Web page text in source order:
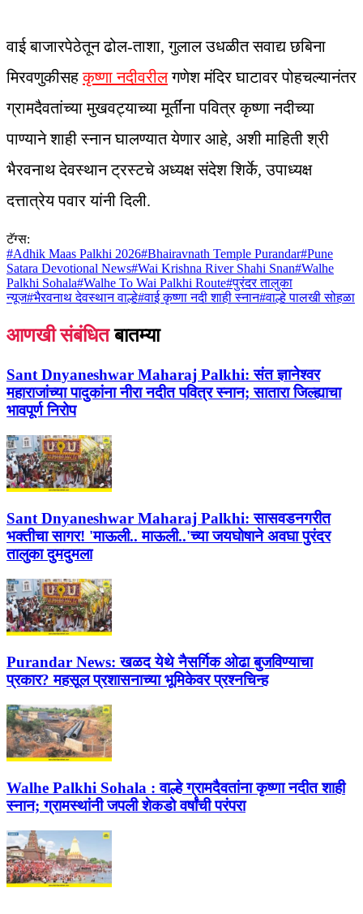
वाई बाजारपेठेतून ढोल-ताशा, गुलाल उधळीत सवाद्य छबिना
मिरवणुकीसहकृष्णा नदीवरीलगणेश मंदिर घाटावर पोहचल्यानंतर
ग्रामदैवतांच्या मुखवट्याच्या मूर्तींना पवित्र कृष्णा नदीच्या
पाण्याने शाही स्नान घालण्यात येणार आहे, अशी माहिती श्री
भैरवनाथ देवस्थान ट्रस्टचे अध्यक्ष संदेश शिर्के, उपाध्यक्ष
दत्तात्रेय पवार यांनी दिली.
टॅग्स:
#Adhik Maas Palkhi 2026#Bhairavnath Temple Purandar#Pune
Satara Devotional News#Wai Krishna River Shahi Snan#Walhe
Palkhi Sohala#Walhe To Wai Palkhi Route#पुरंदर तालुका
न्यूज#भैरवनाथ देवस्थान वाल्हे#वाई कृष्णा नदी शाही स्नान#वाल्हे पालखी सोहळा
आणखी संबंधित बातम्या
Sant Dnyaneshwar Maharaj Palkhi: संत ज्ञानेश्वर
महाराजांच्या पादुकांना नीरा नदीत पवित्र स्नान; सातारा जिल्ह्याचा
भावपूर्ण निरोप
Sant Dnyaneshwar Maharaj Palkhi: सासवडनगरीत
भक्तीचा सागर! 'माऊली.. माऊली..'च्या जयघोषाने अवघा पुरंदर
तालुका दुमदुमला
Purandar News: खळद येथे नैसर्गिक ओढा बुजविण्याचा
प्रकार? महसूल प्रशासनाच्या भूमिकेवर प्रश्नचिन्ह
Walhe Palkhi Sohala : वाल्हे ग्रामदैवतांना कृष्णा नदीत शाही
स्नान; ग्रामस्थांनी जपली शेकडो वर्षांची परंपरा